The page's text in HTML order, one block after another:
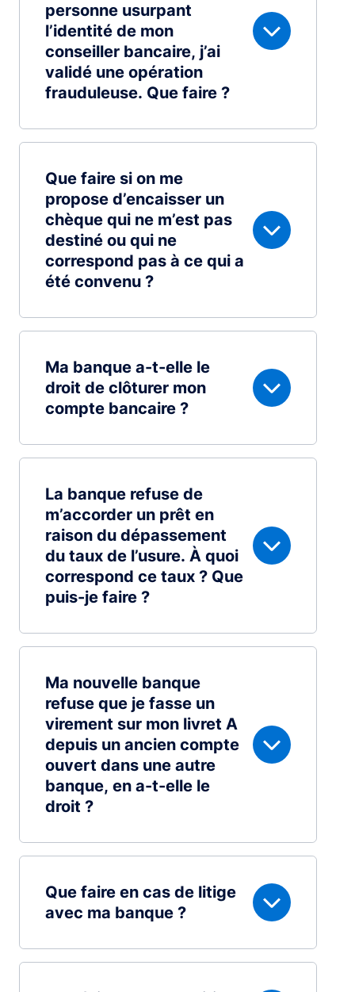
personne usurpant
l’identité de mon
conseiller bancaire, j’ai
validé une opération
frauduleuse. Que faire ?
Que faire si on me
propose d’encaisser un
chèque qui ne m’est pas
destiné ou qui ne
correspond pas à ce qui a
été convenu ?
Ma banque a-t-elle le
droit de clôturer mon
compte bancaire ?
La banque refuse de
m’accorder un prêt en
raison du dépassement
du taux de l’usure. À quoi
correspond ce taux ? Que
puis-je faire ?
Ma nouvelle banque
refuse que je fasse un
virement sur mon livret A
depuis un ancien compte
ouvert dans une autre
banque, en a-t-elle le
droit ?
Que faire en cas de litige
avec ma banque ?